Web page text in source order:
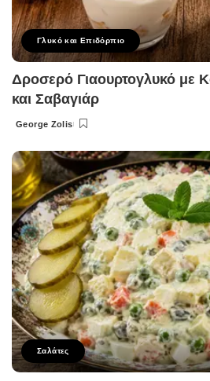
Γλυκό και Επιδόρπιο
Δροσερό Γιαουρτογλυκό με
και Σαβαγιάρ
Posted
George Zolis
Σαλάτες